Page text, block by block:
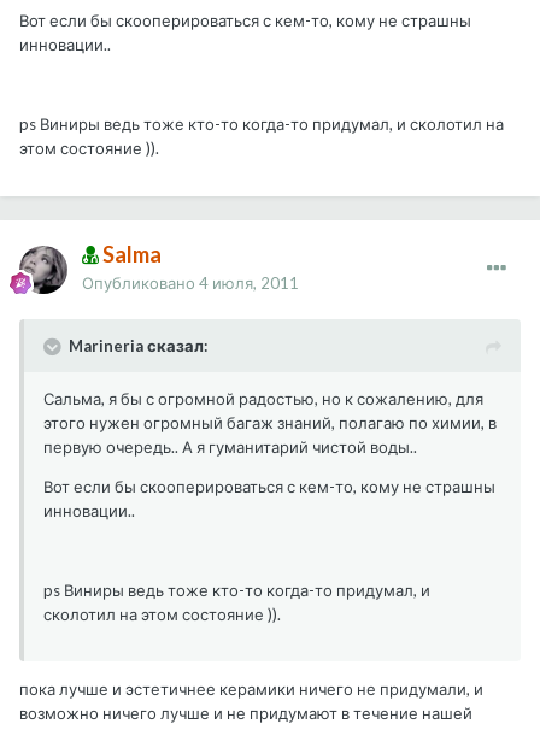
Вот если бы скооперироваться с кем-то, кому не страшны
инновации..
ps Виниры ведь тоже кто-то когда-то придумал, и сколотил на
этом состояние )).
Salma
Опубликовано 4 июля, 2011
Marineria сказал:
Сальма, я бы с огромной радостью, но к сожалению, для
этого нужен огромный багаж знаний, полагаю по химии, в
первую очередь.. А я гуманитарий чистой воды..
Вот если бы скооперироваться с кем-то, кому не страшны
инновации..
ps Виниры ведь тоже кто-то когда-то придумал, и
сколотил на этом состояние )).
пока лучше и эстетичнее керамики ничего не придумали, и
возможно ничего лучше и не придумают в течение нашей